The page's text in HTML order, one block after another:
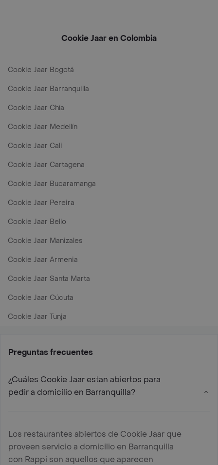
Cookie Jaar en Colombia
Cookie Jaar Bogotá
Cookie Jaar Barranquilla
Cookie Jaar Chía
Cookie Jaar Medellín
Cookie Jaar Cali
Cookie Jaar Cartagena
Cookie Jaar Bucaramanga
Cookie Jaar Pereira
Cookie Jaar Bello
Cookie Jaar Manizales
Cookie Jaar Armenia
Cookie Jaar Santa Marta
Cookie Jaar Cúcuta
Cookie Jaar Tunja
Preguntas frecuentes
¿Cuáles Cookie Jaar estan abiertos para
pedir a domicilio en Barranquilla?
Los restaurantes abiertos de Cookie Jaar que
proveen servicio a domicilio en Barranquilla
con Rappi son aquellos que aparecen